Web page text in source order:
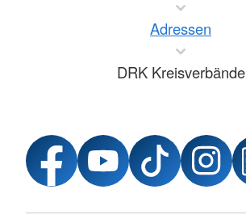
Adressen
DRK Kreisverbände